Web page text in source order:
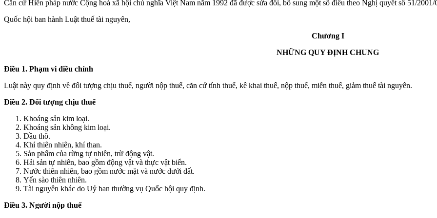
Căn cứ Hiến pháp nước Cộng hoà xã hội chủ nghĩa Việt Nam năm 1992 đã được sửa đổi, bổ sung một số điều theo Nghị quyết số 51/2001/
Quốc hội ban hành Luật thuế tài nguyên,
Chương I
NHỮNG QUY ĐỊNH CHUNG
Điều 1. Phạm vi điều chỉnh
Luật này quy định về đối tượng chịu thuế, người nộp thuế, căn cứ tính thuế, kê khai thuế, nộp thuế, miễn thuế, giảm thuế tài nguyên.
Điều 2. Đối tượng chịu thuế
Khoáng sản kim loại.
Khoáng sản không kim loại.
Dầu thô.
Khí thiên nhiên, khí than.
Sản phẩm của rừng tự nhiên, trừ động vật.
Hải sản tự nhiên, bao gồm động vật và thực vật biển.
Nước thiên nhiên, bao gồm nước mặt và nước dưới đất.
Yến sào thiên nhiên.
Tài nguyên khác do Uỷ ban thường vụ Quốc hội quy định.
Điều 3. Người nộp thuế